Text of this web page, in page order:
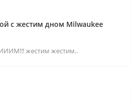
с жестим дном Milwaukee
жестим жестим..